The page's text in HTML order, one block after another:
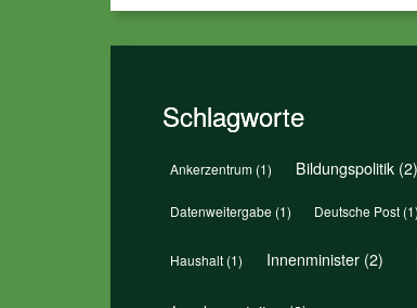
Schlagworte
Ankerzentrum (1) Bildungspolitik (2)
Datenweitergabe (1) Deutsche Post(1)
Haushalt (1) Innenminister (2)